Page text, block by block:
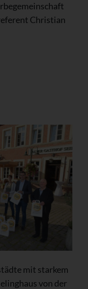
Christian
mit starkem
von der